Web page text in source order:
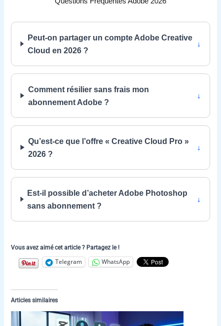
Peut-on partager un compte Adobe Creative
Cloud en 2026 ?
Comment résilier sans frais mon
abonnement Adobe ?
Qu’est-ce que l’offre « Creative Cloud Pro »
2026 ?
Est-il possible d’acheter Adobe Photoshop
sans abonnement ?
Vous avez aimé cet article ? Partagez le !
Telegram WhatsApp
Articles similaires